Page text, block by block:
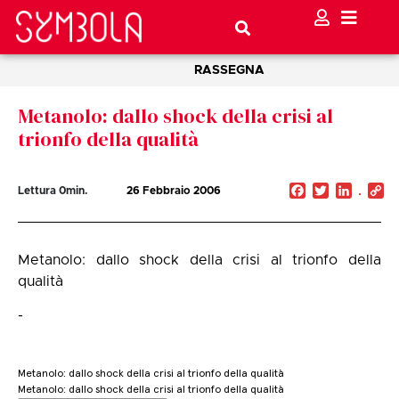
RASSEGNA
Metanolo: dallo shock della crisi al
trionfo della qualità
Lettura 0min. 26 Febbraio 2006 Facebook
Twitter
Metanolo: dallo shock della crisi al trionfo della
qualità
-
Metanolo: dallo shock della crisi al trionfo della qualità
Metanolo: dallo shock della crisi al trionfo della qualità